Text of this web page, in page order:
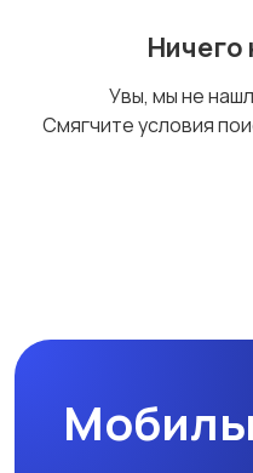
Детская одежда
Ничего
Увы, мы не
Смягчите условия